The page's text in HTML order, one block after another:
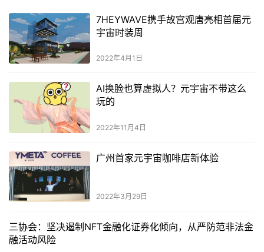
7HEYWAVE携手故宫观唐亮相首届元
宇宙时装周
2022年4月1日
AI换脸也算虚拟人？元宇宙不带这么
玩的
2022年11月4日
广州首家元宇宙咖啡店新体验
2022年3月29日
三协会：坚决遏制NFT金融化证券化倾向，从严防范非法金
融活动风险